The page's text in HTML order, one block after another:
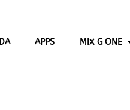
APPS MIX G ONE